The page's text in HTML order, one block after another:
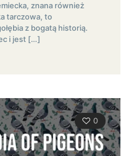
znana również
tarczowa, to
z bogatą historią.
i jest […]
0